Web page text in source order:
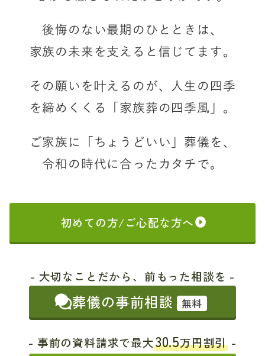
後悔のない最期のひとときは、
家族の未来を支えると信じてます。
その願いを叶えるのが、
人生の四季
を締めくくる「家族葬の四季風」。
ご家族に「ちょうどいい」葬儀を、
令和の時代に合ったカタチで。
初めての方/ご心配な方へ
- 大切なことだから、前もった相談を -
葬儀の事前相談 無料
- 事前の資料請求で最大30.5万円割引 -